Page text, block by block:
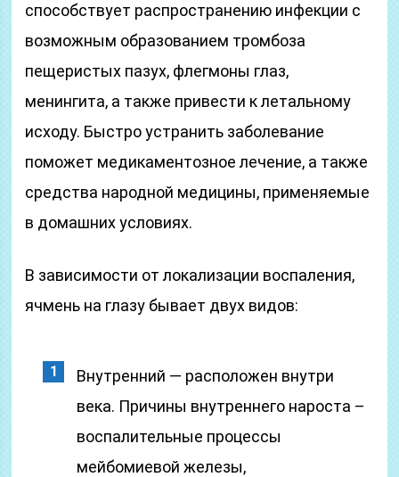
способствует распространению инфекции с
возможным образованием тромбоза
пещеристых пазух, флегмоны глаз,
менингита, а также привести к летальному
исходу. Быстро устранить заболевание
поможет медикаментозное лечение, а также
средства народной медицины, применяемые
в домашних условиях.
В зависимости от локализации воспаления,
ячмень на глазу бывает двух видов:
Внутренний — расположен внутри
века. Причины внутреннего нароста –
воспалительные процессы
мейбомиевой железы,